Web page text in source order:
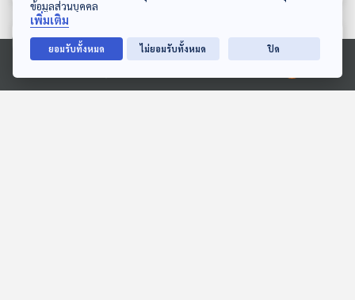
Ⓒ 2020 องค์การกระจายเสียงและแพร่ภาพสาธารณะแห่งประเทศไทย
ตอนที่เกี่ยวข้อง
ข้อมูลส่วนบุคคล
เพิ่มเติม
ยอมรับทั้งหมด ไม่ยอมรับทั้งหมด ปิด